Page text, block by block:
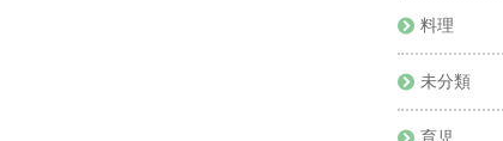
料理
未分類
育児